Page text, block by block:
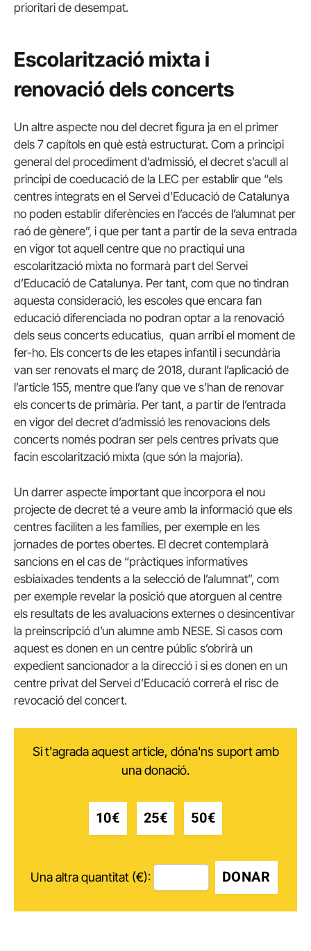
prioritari de desempat.
Escolarització mixta i
renovació dels concerts
Un altre aspecte nou del decret figura ja en el primer
dels 7 capítols en què està estructurat. Com a principi
general del procediment d’admissió, el decret s’acull al
principi de coeducació de la LEC per establir que “els
centres integrats en el Servei d’Educació de Catalunya
no poden establir diferències en l’accés de l’alumnat per
raó de gènere”, i que per tant a partir de la seva entrada
en vigor tot aquell centre que no practiqui una
escolarització mixta no formarà part del Servei
d’Educació de Catalunya. Per tant, com que no tindran
aquesta consideració, les escoles que encara fan
educació diferenciada no podran optar a la renovació
dels seus concerts educatius, quan arribi el moment de
fer-ho. Els concerts de les etapes infantil i secundària
van ser renovats el març de 2018, durant l’aplicació de
l’article 155, mentre que l’any que ve s’han de renovar
els concerts de primària. Per tant, a partir de l’entrada
en vigor del decret d’admissió les renovacions dels
concerts només podran ser pels centres privats que
facin escolarització mixta (que són la majoria).
Un darrer aspecte important que incorpora el nou
projecte de decret té a veure amb la informació que els
centres faciliten a les famílies, per exemple en les
jornades de portes obertes. El decret contemplarà
sancions en el cas de “pràctiques informatives
esbiaixades tendents a la selecció de l’alumnat”, com
per exemple revelar la posició que atorguen al centre
els resultats de les avaluacions externes o desincentivar
la preinscripció d’un alumne amb NESE. Si casos com
aquest es donen en un centre públic s’obrirà un
expedient sancionador a la direcció i si es donen en un
centre privat del Servei d’Educació correrà el risc de
revocació del concert.
Si t'agrada aquest article, dóna'ns suport amb
una donació.
10€ 25€ 50€
Una altra quantitat (€): DONAR